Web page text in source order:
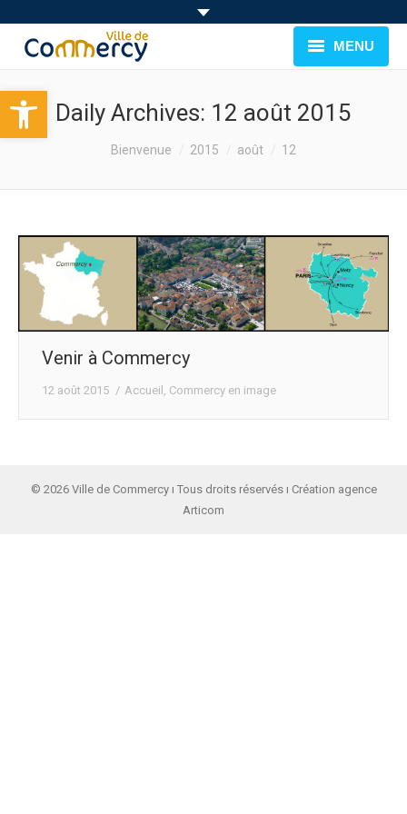
Ouvrir la barre d’outils
MENU
MUNICIPALITÉ
EVÉNEMENTS
Daily Archives: 12 août 2015
Bienvenue 2015 août 12
Venir à Commercy
12 août 2015 Accueil , Commercy en image
© 2026 Ville de Commercy ı Tous droits réservés ı Création agence
Articom